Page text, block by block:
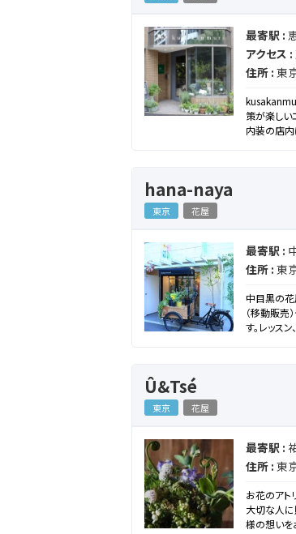
最寄駅 :
アクセス :
住所 : 東
策が楽しい
内装の店内
hana-naya
東京 花屋
最寄駅 :
住所 : 東
中目黒の花
（移動販売
す。レッス
Û&Tsé
東京 花屋
最寄駅 :
住所 : 東
お花のアト
大切な人に
様の想いを